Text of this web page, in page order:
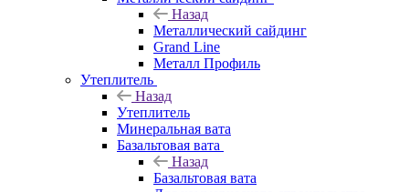
Назад
Металлический сайдинг
Grand Line
Металл Профиль
Утеплитель
Назад
Утеплитель
Минеральная вата
Базальтовая вата
Назад
Базальтовая вата